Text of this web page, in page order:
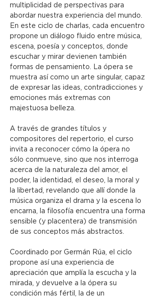
multiplicidad de perspectivas para
abordar nuestra experiencia del mundo.
En este ciclo de charlas, cada encuentro
propone un diálogo fluido entre música,
escena, poesía y conceptos, donde
escuchar y mirar devienen también
formas de pensamiento. La ópera se
muestra así como un arte singular, capaz
de expresar las ideas, contradicciones y
emociones más extremas con
majestuosa belleza.
A través de grandes títulos y
compositores del repertorio, el curso
invita a reconocer cómo la ópera no
sólo conmueve, sino que nos interroga
acerca de la naturaleza del amor, el
poder, la identidad, el deseo, la moral y
la libertad, revelando que allí donde la
música organiza el drama y la escena lo
encarna, la filosofía encuentra una forma
sensible (y placentera) de transmisión
de sus conceptos más abstractos.
Coordinado por Germán Rúa, el ciclo
propone así una experiencia de
apreciación que amplía la escucha y la
mirada, y devuelve a la ópera su
condición más fértil, la de un